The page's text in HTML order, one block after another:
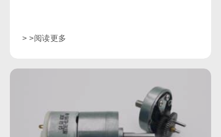
> >阅读更多